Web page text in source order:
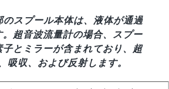
のスプール本体は、液体が通過
。超音波流量計の場合、スプー
とミラーが含まれており、超
吸収、および反射します。